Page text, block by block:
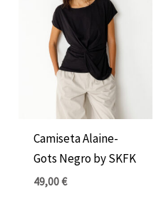
Camiseta Alaine-
Gots Negro by SKFK
49,00€